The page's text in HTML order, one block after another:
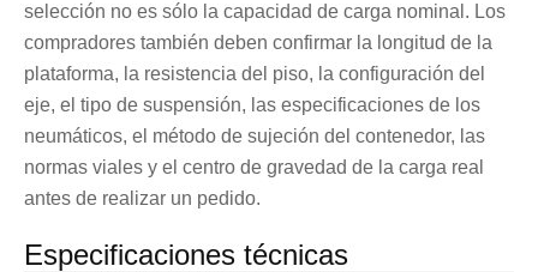
selección no es sólo la capacidad de carga nominal. Los
compradores también deben confirmar la longitud de la
plataforma, la resistencia del piso, la configuración del
eje, el tipo de suspensión, las especificaciones de los
neumáticos, el método de sujeción del contenedor, las
normas viales y el centro de gravedad de la carga real
antes de realizar un pedido.
Especificaciones técnicas